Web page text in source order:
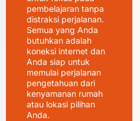
pembelajaran tanpa
distraksi perjalanan.
Semua yang Anda
butuhkan adalah
koneksi internet dan
Anda siap untuk
memulai perjalanan
pengetahuan dari
kenyamanan rumah
atau lokasi pilihan
Anda.